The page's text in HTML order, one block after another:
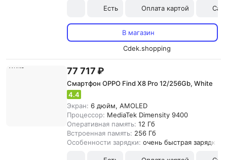
Есть Оплата картой
В магазин
Cdek.shopping
77 717 ₽
Смартфон OPPO Find X8 Pro 12/256Gb, White
4.4
Экран: 6 дюйм, AMOLED
Процессор: MediaTek Dimensity 9400
Оперативная память: 12 Гб
Встроенная память: 256 Гб
Особенности зарядки: очень быстрая зарядка